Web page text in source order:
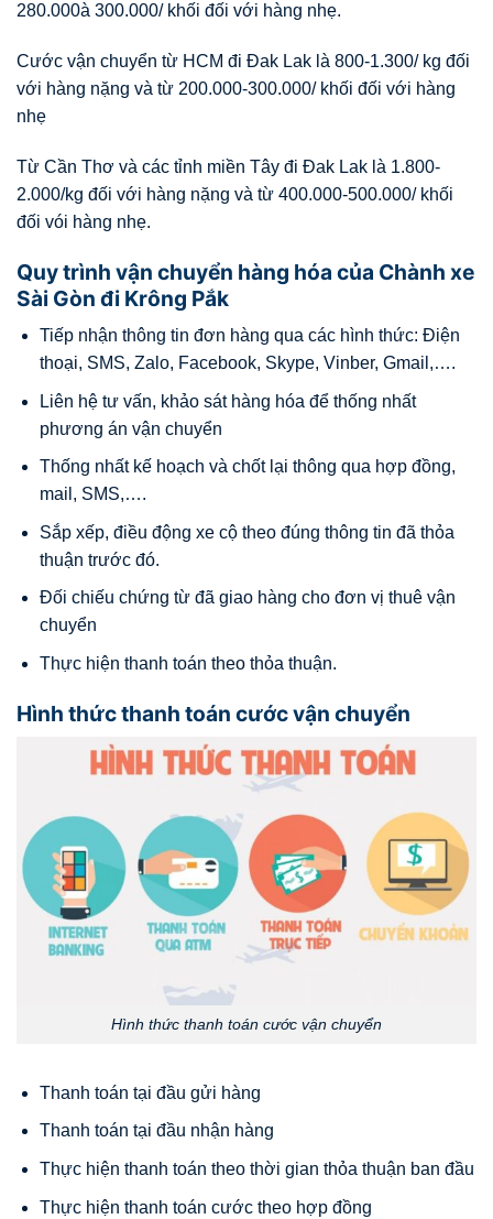
280.000à 300.000/ khối đối với hàng nhẹ.
Cước vận chuyển từ HCM đi Đak Lak là 800-1.300/ kg đối
với hàng nặng và từ 200.000-300.000/ khối đối với hàng
nhẹ
Từ Cần Thơ và các tỉnh miền Tây đi Đak Lak là 1.800-
2.000/kg đối với hàng nặng và từ 400.000-500.000/ khối
đối vói hàng nhẹ.
Quy trình vận chuyển hàng hóa của Chành xe
Sài Gòn đi Krông Pắk
Tiếp nhận thông tin đơn hàng qua các hình thức: Điện
thoại, SMS, Zalo, Facebook, Skype, Vinber, Gmail,….
Liên hệ tư vấn, khảo sát hàng hóa để thống nhất
phương án vận chuyển
Thống nhất kế hoạch và chốt lại thông qua hợp đồng,
mail, SMS,….
Sắp xếp, điều động xe cộ theo đúng thông tin đã thỏa
thuận trước đó.
Đối chiếu chứng từ đã giao hàng cho đơn vị thuê vận
chuyển
Thực hiện thanh toán theo thỏa thuận.
Hình thức thanh toán cước vận chuyển
Hình thức thanh toán cước vận chuyển
Thanh toán tại đầu gửi hàng
Thanh toán tại đầu nhận hàng
Thực hiện thanh toán theo thời gian thỏa thuận ban đầu
Thực hiện thanh toán cước theo hợp đồng